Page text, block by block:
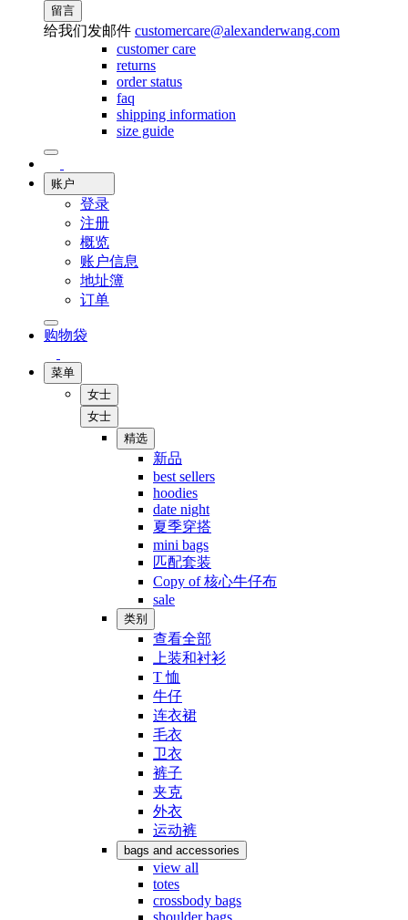
留言
给我们发邮件 customercare@alexanderwang.com
customer care
returns
order status
faq
shipping information
size guide
账户
登录
注册
概览
账户信息
地址簿
订单
购物袋
菜单
女士
女士
精选
新品
best sellers
hoodies
date night
夏季穿搭
mini bags
匹配套装
Copy of 核心牛仔布
sale
类别
查看全部
上装和衬衫
T 恤
牛仔
连衣裙
毛衣
卫衣
裤子
夹克
外衣
运动裤
bags and accessories
view all
totes
crossbody bags
shoulder bags